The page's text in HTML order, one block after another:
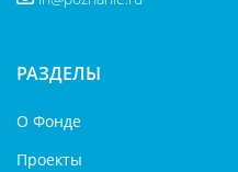
РАЗДЕЛЫ
О Фонде
Проекты